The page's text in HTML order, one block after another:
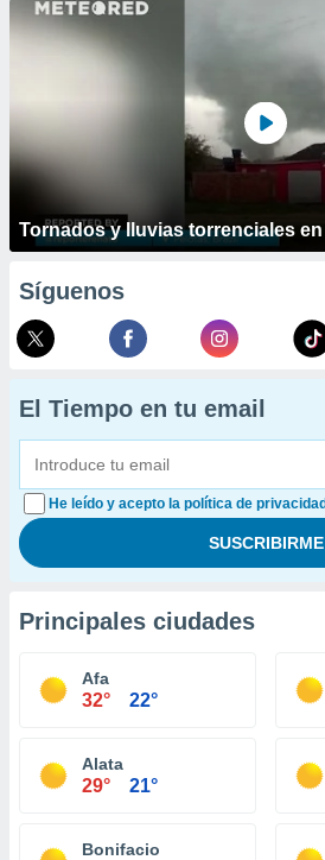
Tornados y lluvias torrenciales
Síguenos
El Tiempo en tu email
He leído y acepto la política de
Principales ciudades
Afa
32° 22°
Alata
29° 21°
Bonifacio